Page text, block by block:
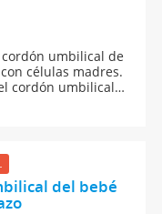
umbilical de
células madres.
cordón umbilical
de alguna
tarde en su vida.
del bebé